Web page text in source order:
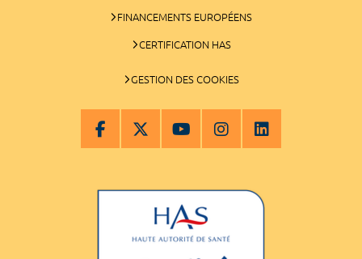
FINANCEMENTS EUROPÉENS
CERTIFICATION HAS
GESTION DES COOKIES